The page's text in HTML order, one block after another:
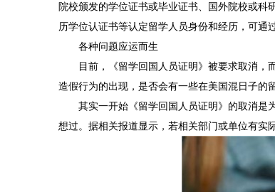
院校颁发的学位证书或毕业证书、国外院校或
历学位认证书等认定留学人员身份和经历，可通
各种问题应运而生
目前，《留学回国人员证明》被要求取消，
造假行为的出现，是否会有一些在美国混日子的
其实一开始《留学回国人员证明》的取消是
想过。据相关报道显示，若相关部门或单位有实